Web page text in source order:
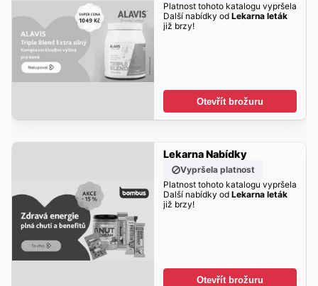
Platnost tohoto katalogu vypršela
Další nabídky od Lekarna leták
již brzy!
Otevřít brožuru
Lekarna Nabídky
Vypršela platnost
Platnost tohoto katalogu vypršela
Další nabídky od Lekarna leták
již brzy!
Otevřít brožuru